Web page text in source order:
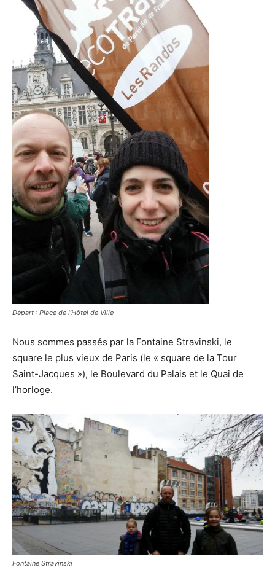
Départ : Place de l’Hôtel de Ville
Nous sommes passés par la Fontaine Stravinski, le
square le plus vieux de Paris (le « square de la Tour
Saint-Jacques »), le Boulevard du Palais et le Quai de
l’horloge.
Fontaine Stravinski